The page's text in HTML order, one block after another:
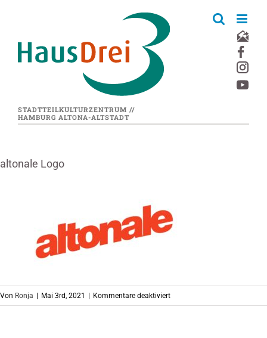
STADTTEILKULTURZENTRUM //
HAMBURG ALTONA-ALTSTADT
altonale Logo
Von Ronja Mai 3rd, 2021 Kommentare deaktiviertfür
altonale